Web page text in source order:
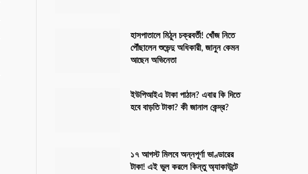
হাসপাতালে মিঠুন চক্রবর্তী! খোঁজ নিতে
পৌঁছালেন শুভেন্দু অধিকারী, জানুন কেমন
আছেন অভিনেতা
ইউপিআইএ টাকা পাঠান? এবার কি দিতে
হবে বাড়তি টাকা? কী জানাল কেন্দ্র?
১৭ আগস্ট মিলবে অন্নপূর্ণা ভাণ্ডারের
টাকা! এই ভুল করলে কিন্তু অ্যাকাউন্টে